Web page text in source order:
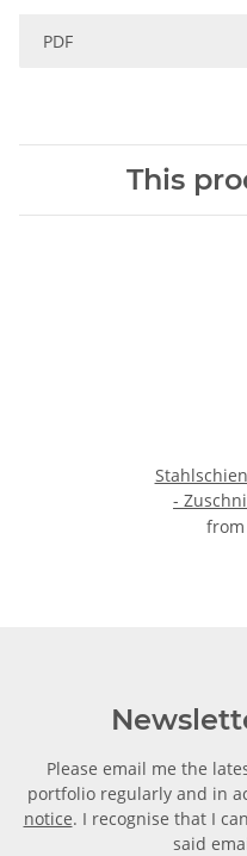
PDF
This
-
from
Please email me the
portfolio regularly and in
notice. I recognise that I
said